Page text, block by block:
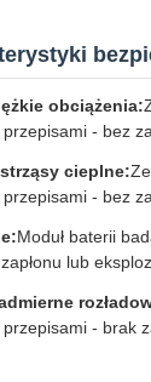
obciążenia:
- bez
cieplne:
- bez
Moduł baterii
lub
- brak